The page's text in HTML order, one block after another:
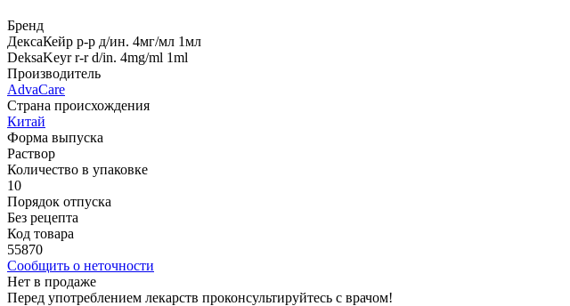
Бренд
ДексаКейр р-р д/ин. 4мг/мл 1мл
DeksaKeyr r-r d/in. 4mg/ml 1ml
Производитель
AdvaCare
Страна происхождения
Китай
Форма выпуска
Раствор
Количество в упаковке
10
Порядок отпуска
Без рецепта
Код товара
55870
Сообщить о неточности
Нет в продаже
Перед употреблением лекарств проконсультируйтесь с врачом!